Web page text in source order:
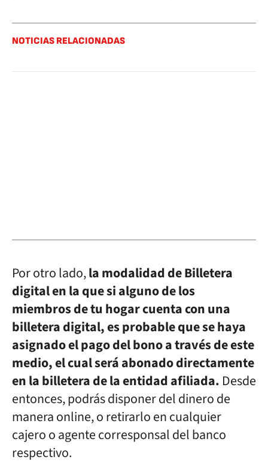
NOTICIAS RELACIONADAS
Por otro lado,la modalidad de Billetera
digital en la que si alguno de los
miembros de tu hogar cuenta con una
billetera digital, es probable que se haya
asignado el pago del bono a través de este
medio, el cual será abonado directamente
en la billetera de la entidad afiliada. Desde
entonces, podrás disponer del dinero de
manera online, o retirarlo en cualquier
cajero o agente corresponsal del banco
respectivo.